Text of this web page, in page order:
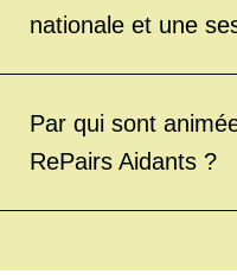
nationale et une
Par qui sont
RePairs Aidants ?